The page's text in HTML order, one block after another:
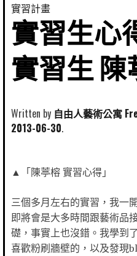
實習計畫
實習生心
實習生 陳
Written by 自由人藝術公寓
2013-06-30
▲「陳葶榕 實習心得」
三個多月左右的實習，我一
即將會是大多時間跟藝術品
礎，事實上也沒錯。我學到
喜歡粉刷牆壁的，以及發現